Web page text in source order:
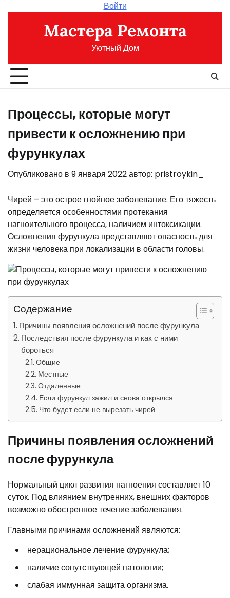
содержимому
Войти
Мастера Ремонта
Уютный Дом
Процессы, которые могут
привести к осложнению при
фурункулах
Опубликовано в 9 января 2022автор: pristroykin_
Чирей – это острое гнойное заболевание. Его тяжесть
определяется особенностями протекания
нагноительного процесса, наличием интоксикации.
Осложнения фурункула представляют опасность для
жизни человека при локализации в области головы.
Содержание
Причины появления осложнений после фурункула
Последствия после фурункула и как с ними
бороться
Общие
Местные
Отдаленные
Если фурункул зажил и снова открылся
Что будет если не вырезать чирей
Причины появления осложнений
после фурункула
Нормальный цикл развития нагноения составляет 10
суток. Под влиянием внутренних, внешних факторов
возможно обостренное течение заболевания.
Главными причинами осложнений являются:
нерациональное лечение фурункула;
наличие сопутствующей патологии;
слабая иммунная защита организма.